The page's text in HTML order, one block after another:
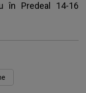
în Predeal 14-16